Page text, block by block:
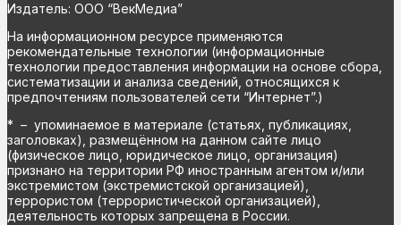
Издатель: ООО “ВекМедиа”
На информационном ресурсе применяются
рекомендательные технологии (информационные
технологии предоставления информации на основе сбора,
систематизации и анализа сведений, относящихся к
предпочтениям пользователей сети “Интернет”.)
* – упоминаемое в материале (статьях, публикациях,
заголовках), размещённом на данном сайте лицо
(физическое лицо, юридическое лицо, организация)
признано на территории РФ иностранным агентом и/или
экстремистом (экстремистской организацией),
террористом (террористической организацией),
деятельность которых запрещена в России.